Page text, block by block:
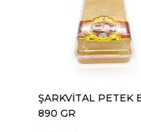
ŞARKVİTAL PETEK BAL
890 GR